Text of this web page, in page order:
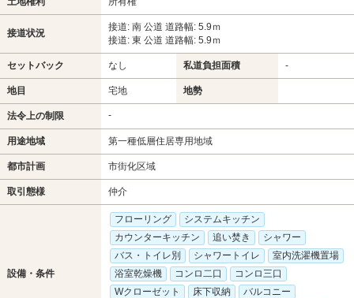
接道状況
接道: 南 公道 道路幅: 5.9ｍ
接道: 東 公道 道路幅: 5.9ｍ
セットバック なし 私道負担面積 -
地目 宅地 地勢
法令上の制限 -
用途地域 第一種低層住居専用地域
都市計画 市街化区域
取引態様 仲介
設備・条件
フローリング
システムキッチン
カウンターキッチン
追い焚き
シャワー
バス・トイレ別
シャワートイレ
室内洗濯機置場
浴室乾燥機
コンロ二口
コンロ三口
Wクローゼット
床下収納
バルコニー